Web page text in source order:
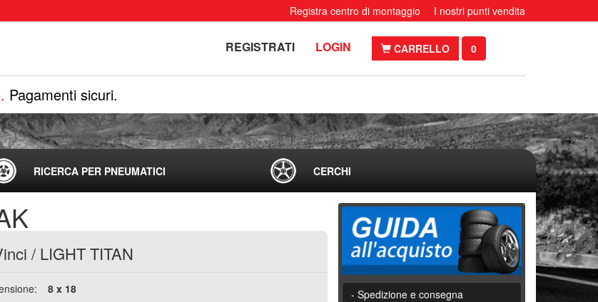
Registra centro di montaggio I nostri punti vendita
REGISTRATI LOGIN CARRELLO 0
Pagamenti sicuri.
RICERCA PER PNEUMATICI CERCHI
/ LIGHT TITAN
8 x 18
- Spedizione e consegna